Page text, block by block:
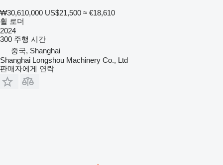
₩30,610,000 US$21,500 ≈ €18,610
휠 로더
2024
300 주행 시간
중국, Shanghai
Shanghai Longshou Machinery Co., Ltd
판매자에게 연락